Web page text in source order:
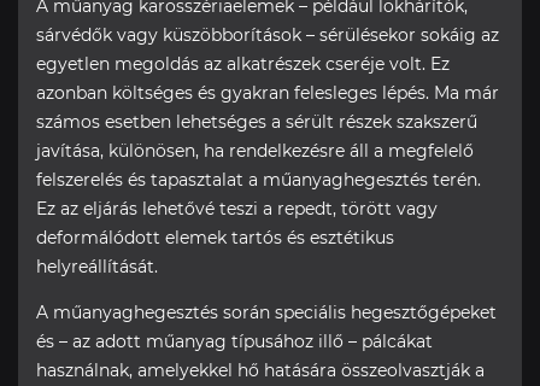
A műanyag karosszériaelemek – például lökhárítók,
sárvédők vagy küszöbborítások – sérülésekor sokáig az
egyetlen megoldás az alkatrészek cseréje volt. Ez
azonban költséges és gyakran felesleges lépés. Ma már
számos esetben lehetséges a sérült részek szakszerű
javítása, különösen, ha rendelkezésre áll a megfelelő
felszerelés és tapasztalat a műanyaghegesztés terén.
Ez az eljárás lehetővé teszi a repedt, törött vagy
deformálódott elemek tartós és esztétikus
helyreállítását.
A műanyaghegesztés során speciális hegesztőgépeket
és – az adott műanyag típusához illő – pálcákat
használnak, amelyekkel hő hatására összeolvasztják a